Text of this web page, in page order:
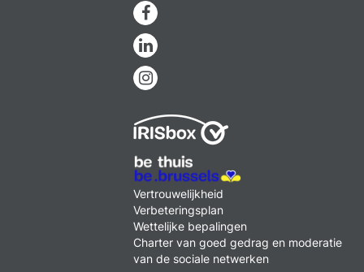
Facebook
Linkedin
Instagram
MENU
FOOTER
LEGAL
Vertrouwelijkheid
Verbeteringsplan
Wettelijke bepalingen
Charter van goed gedrag en moderatie
van de sociale netwerken